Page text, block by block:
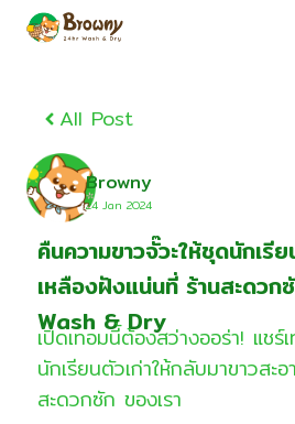
All Post
Browny
24 Jan 2O24
คืนความขาวจั๊วะให้ชุดนักเรี
เหลืองฝังแน่นที่ ร้านสะดว
Wash & Dry
เปิดเทอมนี้ต้องสว่างออร่า! แชร์
นักเรียนตัวเก่าให้กลับมาขาวสะ
สะดวกซัก ของเรา